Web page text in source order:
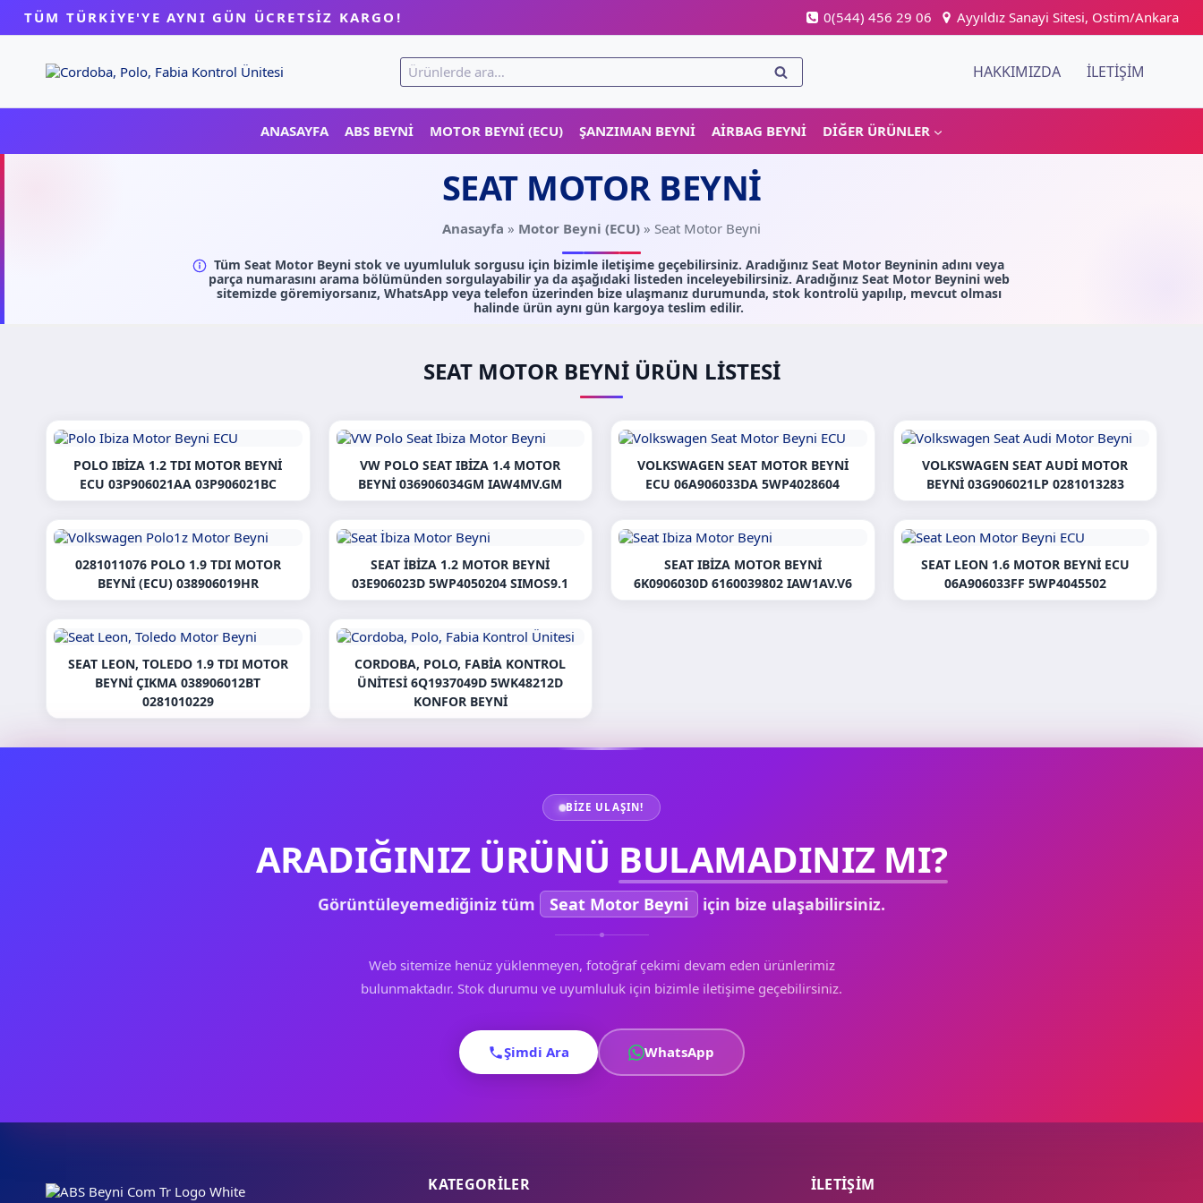
content
TÜM TÜRKİYE'YE AYNI GÜN ÜCRETSİZ KARGO! 0(544) 456 29 06 Ayyıldız Sanayi Sitesi, Ostim/Ankara
Ara:
ARA HAKKIMIZDA İLETIŞIM
ANASAYFA ABS BEYNI MOTOR BEYNI (ECU) ŞANZIMAN BEYNI AIRBAG BEYNI DIĞER ÜRÜNLER
SEAT MOTOR BEYNI
Anasayfa » Motor Beyni (ECU) » Seat Motor Beyni
Tüm Seat Motor Beyni stok ve uyumluluk sorgusu için bizimle iletişime geçebilirsiniz. Aradığınız Seat Motor Beyninin adını veya
parça numarasını arama bölümünden sorgulayabilir ya da aşağıdaki listeden inceleyebilirsiniz. Aradığınız Seat Motor Beynini web
sitemizde göremiyorsanız, WhatsApp veya telefon üzerinden bize ulaşmanız durumunda, stok kontrolü yapılıp, mevcut olması
halinde ürün aynı gün kargoya teslim edilir.
SEAT MOTOR BEYNI ÜRÜN LISTESI
POLO IBIZA 1.2 TDI MOTOR BEYNI
ECU 03P906021AA 03P906021BC
VW POLO SEAT IBIZA 1.4 MOTOR
BEYNI 036906034GM IAW4MV.GM
VOLKSWAGEN SEAT MOTOR BEYNI
ECU 06A906033DA 5WP4028604
VOLKSWAGEN SEAT AUDI MOTOR
BEYNI 03G906021LP 0281013283
0281011076 POLO 1.9 TDI MOTOR
BEYNI (ECU) 038906019HR
SEAT İBIZA 1.2 MOTOR BEYNI
03E906023D 5WP4050204 SIMOS9.1
SEAT IBIZA MOTOR BEYNI
6K0906030D 6160039802 IAW1AV.V6
SEAT LEON 1.6 MOTOR BEYNI ECU
06A906033FF 5WP4045502
SEAT LEON, TOLEDO 1.9 TDI MOTOR
BEYNI ÇIKMA 038906012BT
0281010229
CORDOBA, POLO, FABIA KONTROL
ÜNITESI 6Q1937049D 5WK48212D
KONFOR BEYNI
BIZE ULAŞIN!
ARADIĞINIZ ÜRÜNÜ BULAMADINIZ MI?
Görüntüleyemediğiniz tüm Seat Motor Beyni için bize ulaşabilirsiniz.
Web sitemize henüz yüklenmeyen, fotoğraf çekimi devam eden ürünlerimiz
bulunmaktadır. Stok durumu ve uyumluluk için bizimle iletişime geçebilirsiniz.
Şimdi Ara WhatsApp
KATEGORİLER İLETİŞİM